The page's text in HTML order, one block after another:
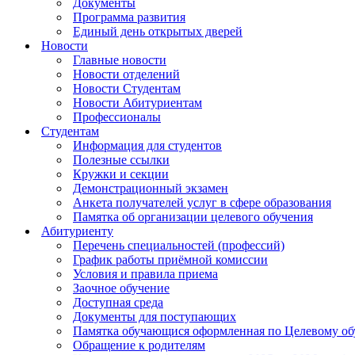
Документы
Программа развития
Единый день открытых дверей
Новости
Главные новости
Новости отделений
Новости Студентам
Новости Абитуриентам
Профессионалы
Студентам
Информация для студентов
Полезные ссылки
Кружки и секции
Демонстрационный экзамен
Анкета получателей услуг в сфере образования
Памятка об организации целевого обучения
Абитуриенту
Перечень специальностей (профессий)
График работы приёмной комиссии
Условия и правила приема
Заочное обучение
Доступная среда
Документы для поступающих
Памятка обучающися оформленная по Целевому
Обращение к родителям